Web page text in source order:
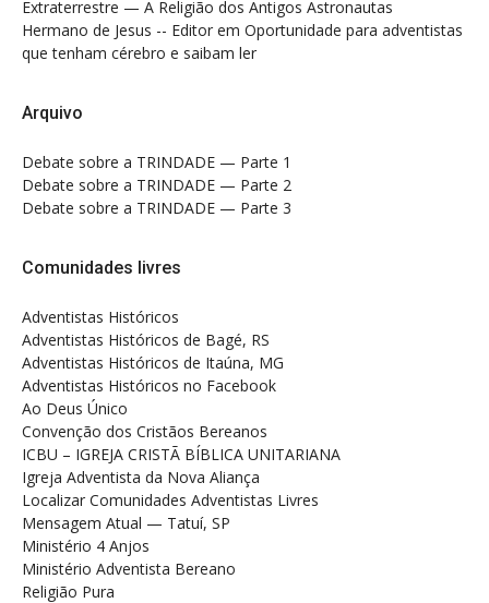
Extraterrestre — A Religião dos Antigos Astronautas
Hermano de Jesus -- Editor em Oportunidade para adventistas
que tenham cérebro e saibam ler
Arquivo
Debate sobre a TRINDADE — Parte 1
Debate sobre a TRINDADE — Parte 2
Debate sobre a TRINDADE — Parte 3
Comunidades livres
Adventistas Históricos
Adventistas Históricos de Bagé, RS
Adventistas Históricos de Itaúna, MG
Adventistas Históricos no Facebook
Ao Deus Único
Convenção dos Cristãos Bereanos
ICBU – IGREJA CRISTÃ BÍBLICA UNITARIANA
Igreja Adventista da Nova Aliança
Localizar Comunidades Adventistas Livres
Mensagem Atual — Tatuí, SP
Ministério 4 Anjos
Ministério Adventista Bereano
Religião Pura